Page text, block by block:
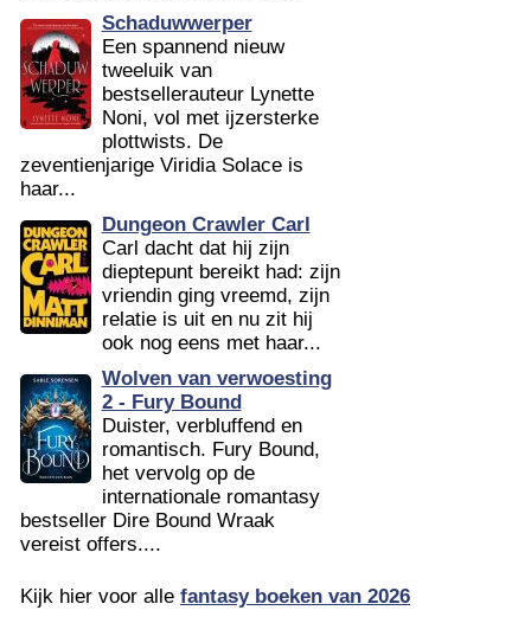
Schaduwwerper
Een spannend nieuw
tweeluik van
bestsellerauteur Lynette
Noni, vol met ijzersterke
plottwists. De
zeventienjarige Viridia Solace is
haar...
Dungeon Crawler Carl
Carl dacht dat hij zijn
dieptepunt bereikt had: zijn
vriendin ging vreemd, zijn
relatie is uit en nu zit hij
ook nog eens met haar...
Wolven van verwoesting
2 - Fury Bound
Duister, verbluffend en
romantisch. Fury Bound,
het vervolg op de
internationale romantasy
bestseller Dire Bound Wraak
vereist offers....
Kijk hier voor alle fantasy boeken van 2026